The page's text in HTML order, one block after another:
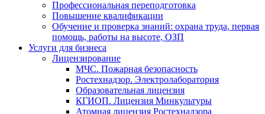
Профессиональная переподготовка
Повышение квалификации
Обучение и проверка знаний: охрана труда, первая
помощь, работы на высоте, ОЗП
Услуги для бизнеса
Лицензирование
МЧС. Пожарная безопасность
Ростехнадзор. Электролаборатория
Образовательная лицензия
КГИОП. Лицензия Минкультуры
Атомная лицензия Ростехнадзора